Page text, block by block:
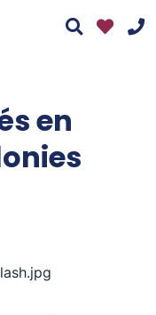
13h et 14h-19h
en